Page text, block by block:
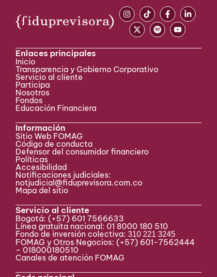
Enlaces principales
Inicio
Transparencia y Gobierno Corporativo
Servicio al cliente
Participa ​
Nosotros
Fondos
Educación Financiera
Información
Sitio Web FOMAG
Código de conducta
Defensor del consumidor financiero
Políticas
Accesibilidad
Notificaciones judiciales:
notjudicial@fiduprevisora.com.co
Mapa del sitio
Servicio al cliente
Bogotá: (+57) 601 7566633
Línea gratuita nacional: 01 8000 180 510
Fondo de inversión colectiva:310 221 3245
FOMAG y Otros Negocios: (+57) 601-7562444
– 018000180510
Canales de atención FOMAG